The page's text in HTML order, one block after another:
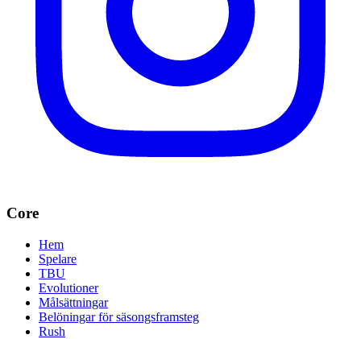
Core
Hem
Spelare
TBU
Evolutioner
Målsättningar
Belöningar för säsongsframsteg
Rush